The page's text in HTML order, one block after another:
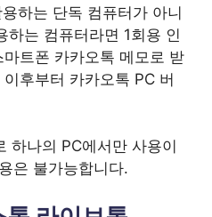
하는 단독 컴퓨터가 아니
하는 컴퓨터라면 1회용 인
트폰 카카오톡 메모로 받
후부터 카카오톡 PC 버
하나의 PC에서만 사용이
은 불가능합니다.